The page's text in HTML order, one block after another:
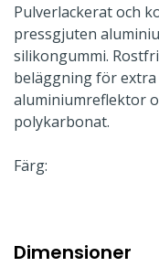
Pulverlackerat och
pressgjuten
silikongummi.
beläggning för extra
aluminiumreflektor
polykarbonat.
Färg:
Dimensioner